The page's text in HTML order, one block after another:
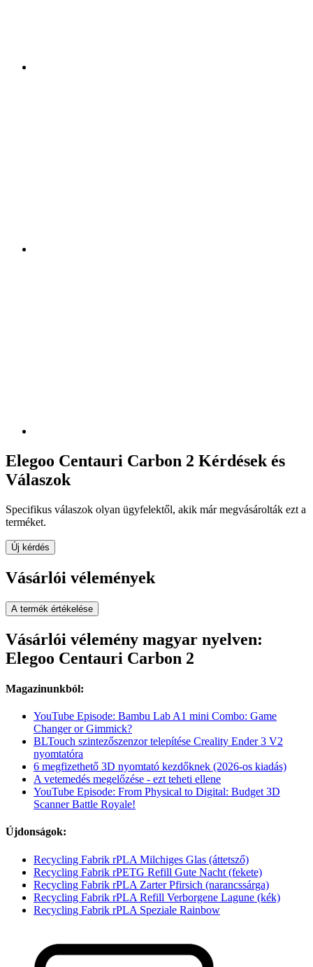
Elegoo Centauri Carbon 2 Kérdések és
Válaszok
Specifikus válaszok olyan ügyfelektől, akik már megvásárolták ezt a
terméket.
Új kérdés
Vásárlói vélemények
A termék értékelése
Vásárlói vélemény magyar nyelven:
Elegoo Centauri Carbon 2
Magazinunkból:
YouTube Episode: Bambu Lab A1 mini Combo: Game
Changer or Gimmick?
BLTouch szintezőszenzor telepítése Creality Ender 3 V2
nyomtatóra
6 megfizethető 3D nyomtató kezdőknek (2026-os kiadás)
A vetemedés megelőzése - ezt teheti ellene
YouTube Episode: From Physical to Digital: Budget 3D
Scanner Battle Royale!
Újdonságok:
Recycling Fabrik rPLA Milchiges Glas (áttetsző)
Recycling Fabrik rPETG Refill Gute Nacht (fekete)
Recycling Fabrik rPLA Zarter Pfirsich (narancssárga)
Recycling Fabrik rPLA Refill Verborgene Lagune (kék)
Recycling Fabrik rPLA Speziale Rainbow